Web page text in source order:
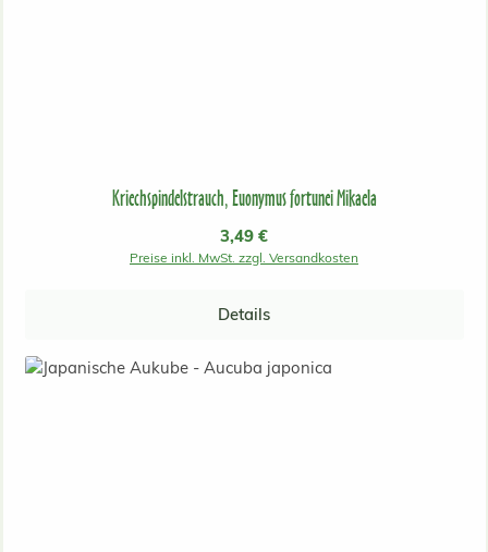
Kriechspindelstrauch, Euonymus fortunei Mikaela
Regulärer Preis:
3,49 €
Preise inkl. MwSt. zzgl. Versandkosten
Details